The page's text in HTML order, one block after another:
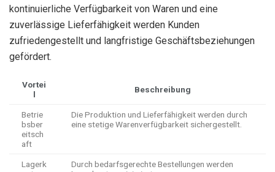
kontinuierliche Verfügbarkeit von Waren und eine
zuverlässige Lieferfähigkeit werden Kunden
zufriedengestellt und langfristige Geschäftsbeziehungen
gefördert.
Vortei
l
Beschreibung
Betrie
bsber
eitsch
aft
Die Produktion und Lieferfähigkeit werden durch
eine stetige Warenverfügbarkeit sichergestellt.
Lagerk
Durch bedarfsgerechte Bestellungen werden